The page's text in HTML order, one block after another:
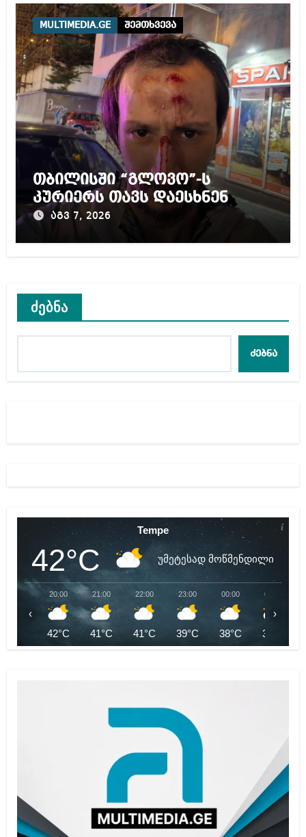
MULTIMEDIA.GE შემთხვევა
თბილისში “გლოვო”-ს
კურიერს თავს დაესხნენ
აგვ 7, 2026
ძებნა
ძებნა
Tempe
42°C უმეტესად მოწმენდილი
20:00
42°C
21:00
41°C
22:00
41°C
23:00
39°C
00:00
38°C
01:00
37°C
‹ ›